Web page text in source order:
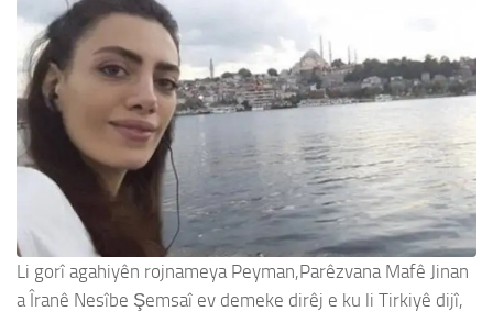
Li gorî agahiyên rojnameya Peyman,Parêzvana Mafê Jinan
a Îranê Nesîbe Şemsaî ev demeke dirêj e ku li Tirkiyê dijî,